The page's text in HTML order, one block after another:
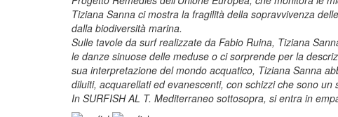
Tiziana Sanna ci mostra la fragilità della sopravvivenza
dalla biodiversità marina.
Sulle tavole da surf realizzate da Fabio Ruina, Tiziana
le danze sinuose delle meduse o ci sorprende per la
sua interpretazione del mondo acquatico, Tiziana Sanna
diluiti, acquarellati ed evanescenti, con schizzi che sono un
In SURFISH AL T. Mediterraneo sottosopra, si entra in